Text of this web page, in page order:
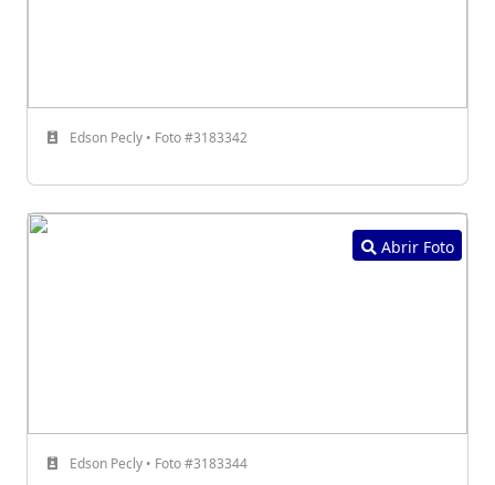
Edson Pecly • Foto #3183342
Abrir Foto
Edson Pecly • Foto #3183344